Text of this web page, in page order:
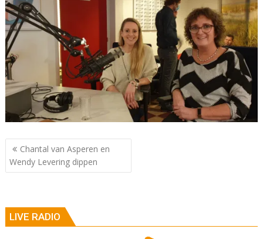
Berichtnavigatie
Chantal van Asperen en
Wendy Levering dippen
LIVE RADIO